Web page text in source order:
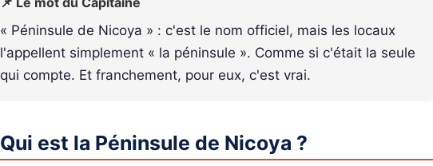
« Péninsule de Nicoya » : c'est le nom officiel, mais les locaux
l'appellent simplement « la péninsule ». Comme si c'était la seule
qui compte. Et franchement, pour eux, c'est vrai.
Qui est la Péninsule de Nicoya ?